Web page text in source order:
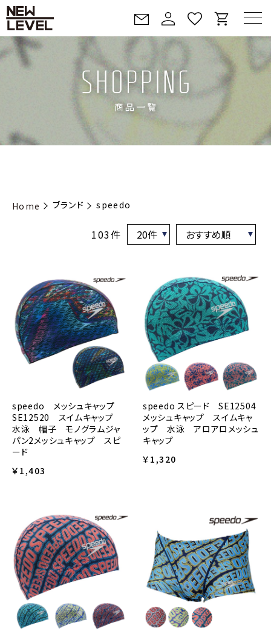
Home ブランド speedo
103件
speedo メッシュキャップ
SE12520 スイムキャップ
水泳 帽子 モノグラムジャ
パン2メッシュキャップ スピ
ード
￥1,403
speedo スピード SE12504
メッシュキャップ スイムキャ
ップ 水泳 アロアロメッシュ
キャップ
￥1,320